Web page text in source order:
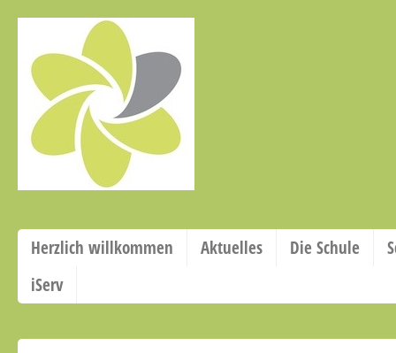
Herzlich willkommen Aktuelles Die Schule
iServ